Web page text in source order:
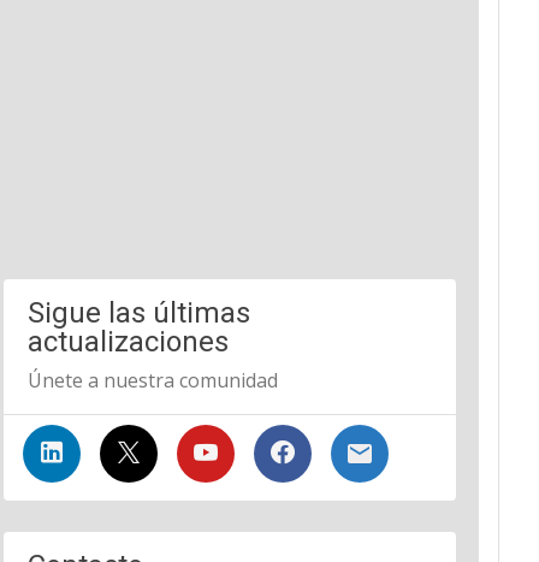
Sigue las últimas
actualizaciones
Únete a nuestra comunidad